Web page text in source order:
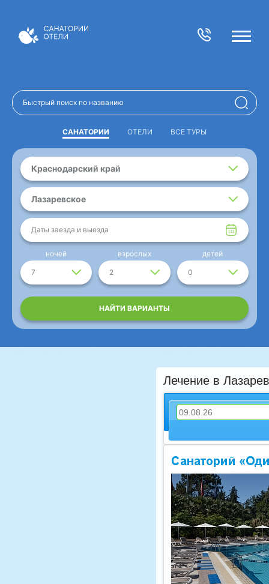
САНАТОРИИ ОТЕЛИ ВСЕ ТУРЫ
Краснодарский край
Лазаревское
Даты заезда и выезда
7
ночей
2
взрослых
0
детей
НАЙТИ ВАРИАНТЫ
Лечение в